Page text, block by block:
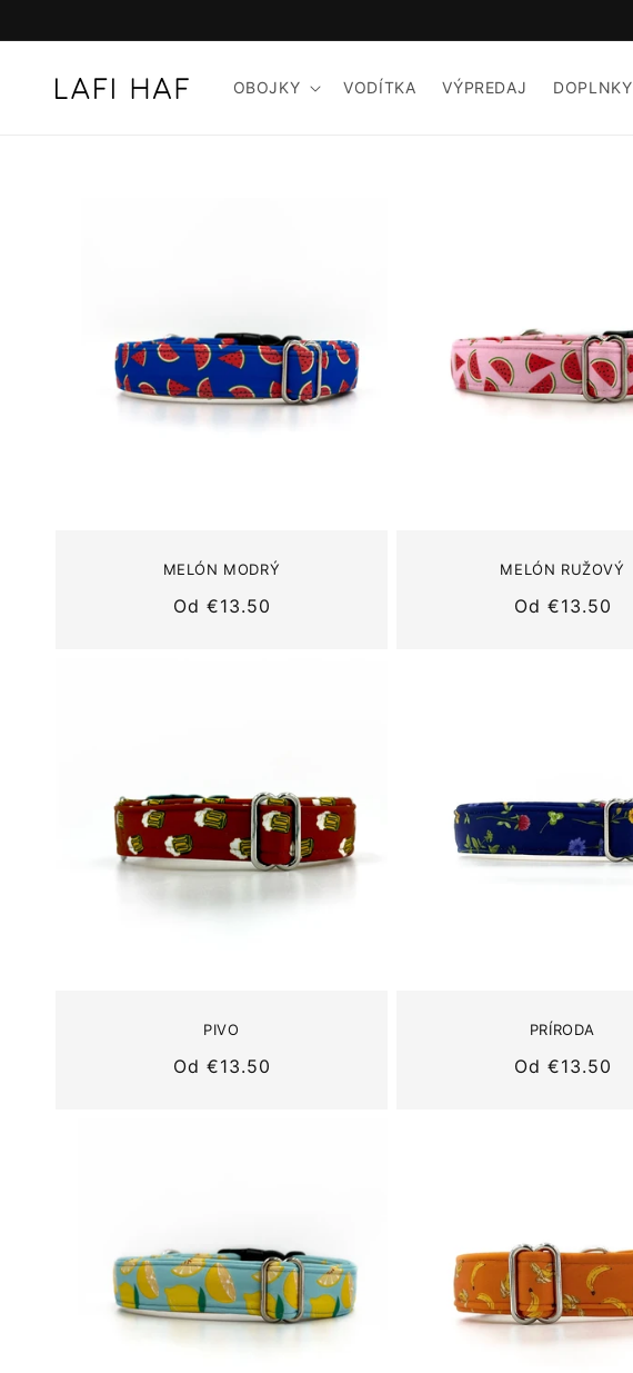
obsah
OBOJKY VODÍTKA VÝPREDAJ DOPLNKY
MELÓN MODRÝ
Normálna
Od €13.50
MELÓN RUŽOVÝ
Normálna
Od €13.50
PIVO
Normálna
Od €13.50
PRÍRODA
Normálna
Od €13.50